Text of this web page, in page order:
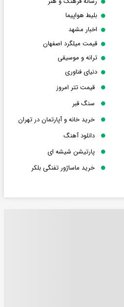
بلیط هواپیما
اخبار مشهد
قیمت میلگرد اصفهان
ترانه و موسیقی
دنیای فناوری
قیمت تتر امروز
سنگ قبر
خرید خانه و آپارتمان در تهران
دانلود آهنگ
پارتیشن شیشه ای
خرید ماساژور تفنگی بلکر